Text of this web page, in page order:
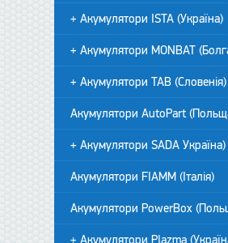
+ Акумулятори ISTA (Україна)
+ Акумулятори MONBAT
+ Акумулятори TAB (Словенія)
Акумулятори AutoPart
+ Акумулятори SADA Україна)
Акумулятори FIAMM (Італія)
Акумулятори PowerBox
+ Акумулятори Plazma